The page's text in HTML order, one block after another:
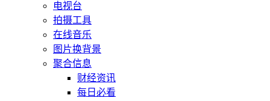
电视台
拍摄工具
在线音乐
图片换背景
聚合信息
财经资讯
每日必看